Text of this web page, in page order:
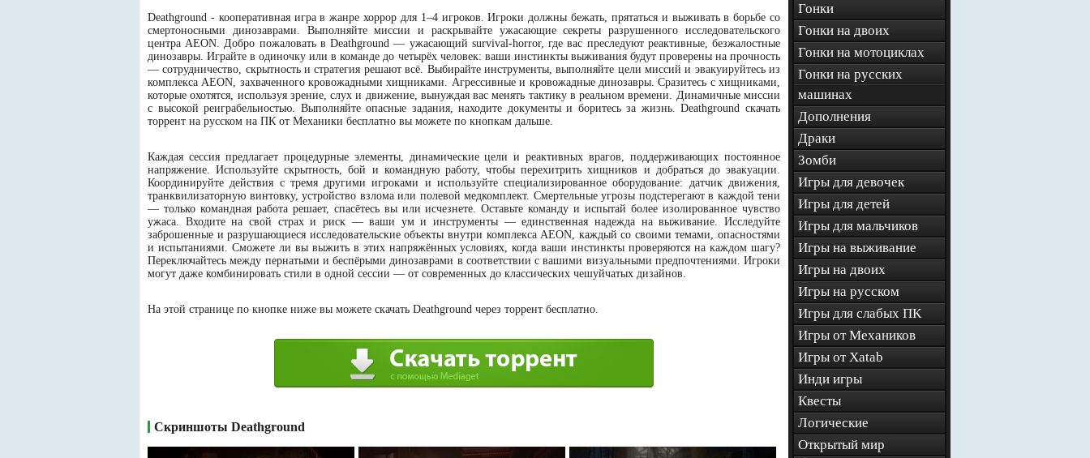
Deathground - кооперативная игра в жанре хоррор для 1–4 игроков. Игроки должны бежать, прятаться и выживать в борьбе со
смертоносными динозаврами. Выполняйте миссии и раскрывайте ужасающие секреты разрушенного исследовательского
центра AEON. Добро пожаловать в Deathground — ужасающий survival-horror, где вас преследуют реактивные, безжалостные
динозавры. Играйте в одиночку или в команде до четырёх человек: ваши инстинкты выживания будут проверены на прочность
— сотрудничество, скрытность и стратегия решают всё. Выбирайте инструменты, выполняйте цели миссий и эвакуируйтесь из
комплекса AEON, захваченного кровожадными хищниками. Агрессивные и кровожадные динозавры. Сразитесь с хищниками,
которые охотятся, используя зрение, слух и движение, вынуждая вас менять тактику в реальном времени. Динамичные миссии
с высокой реиграбельностью. Выполняйте опасные задания, находите документы и боритесь за жизнь. Deathground скачать
торрент на русском на ПК от Механики бесплатно вы можете по кнопкам дальше.
Каждая сессия предлагает процедурные элементы, динамические цели и реактивных врагов, поддерживающих постоянное
напряжение. Используйте скрытность, бой и командную работу, чтобы перехитрить хищников и добраться до эвакуации.
Координируйте действия с тремя другими игроками и используйте специализированное оборудование: датчик движения,
транквилизаторную винтовку, устройство взлома или полевой медкомплект. Смертельные угрозы подстерегают в каждой тени
— только командная работа решает, спасётесь вы или исчезнете. Оставьте команду и испытай более изолированное чувство
ужаса. Входите на свой страх и риск — ваши ум и инструменты — единственная надежда на выживание. Исследуйте
заброшенные и разрушающиеся исследовательские объекты внутри комплекса AEON, каждый со своими темами, опасностями
и испытаниями. Сможете ли вы выжить в этих напряжённых условиях, когда ваши инстинкты проверяются на каждом шагу?
Переключайтесь между пернатыми и беспёрыми динозаврами в соответствии с вашими визуальными предпочтениями. Игроки
могут даже комбинировать стили в одной сессии — от современных до классических чешуйчатых дизайнов.
На этой странице по кнопке ниже вы можете скачать Deathground через торрент бесплатно.
Скриншоты Deathground
Гонки
Гонки на двоих
Гонки на мотоциклах
Гонки на русских
машинах
Дополнения
Драки
Зомби
Игры для девочек
Игры для детей
Игры для мальчиков
Игры на выживание
Игры на двоих
Игры на русском
Игры для слабых ПК
Игры от Механиков
Игры от Xatab
Инди игры
Квесты
Логические
Открытый мир